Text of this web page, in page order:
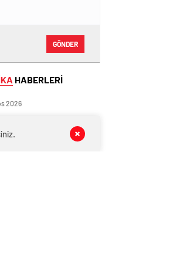
GÖNDER
HABERLERİ
2026
2,6 trilyon lirayı